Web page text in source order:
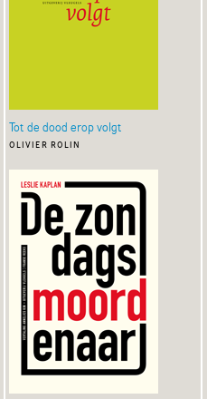
Tot de dood erop volgt
olivier rolin